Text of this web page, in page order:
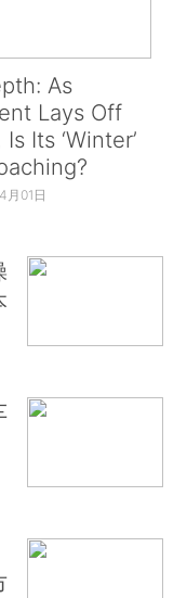
As
Lays Off
Its ‘Winter’
月01日